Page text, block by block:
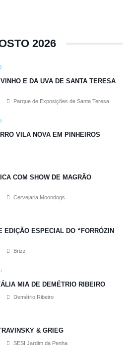
2026
E DA UVA DE SANTA TERESA
Parque de Exposições de Santa Teresa
VILA NOVA EM PINHEIROS
COM SHOW DE MAGRÃO
Cervejaria Moondogs
EDIÇÃO ESPECIAL DO “FORRÓZIN
Brizz
MIA DE DEMÉTRIO RIBEIRO
Demétrio Ribeiro
& GRIEG
SESI Jardim da Penha